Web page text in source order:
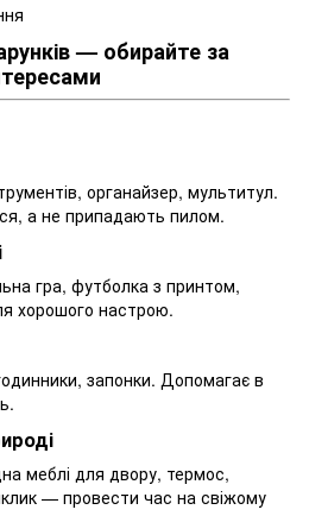
— обирайте за
органайзер, мультитул.
а не припадають пилом.
гра, футболка з принтом,
хорошого настрою.
запонки. Допомагає в
меблі для двору, термос,
— провести час на свіжому